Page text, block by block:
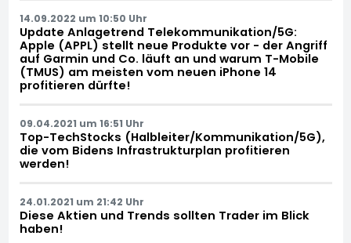
14.09.2022 um 10:50 Uhr
Update Anlagetrend Telekommunikation/5G:
Apple (APPL) stellt neue Produkte vor - der Angriff
auf Garmin und Co. läuft an und warum T-Mobile
(TMUS) am meisten vom neuen iPhone 14
profitieren dürfte!
09.04.2021 um 16:51 Uhr
Top-TechStocks (Halbleiter/Kommunikation/5G),
die vom Bidens Infrastrukturplan profitieren
werden!
24.01.2021 um 21:42 Uhr
Diese Aktien und Trends sollten Trader im Blick
haben!